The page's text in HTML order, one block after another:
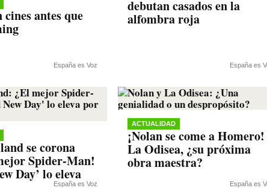
cines antes que
España es Voz
debutan casados en la
alfombra roja
España es
se corona
Spider-Man!
Day’ lo eleva
España es Voz
ACTUALIDAD
¡Nolan se come a Homero!
La Odisea, ¿su próxima
obra maestra?
España es